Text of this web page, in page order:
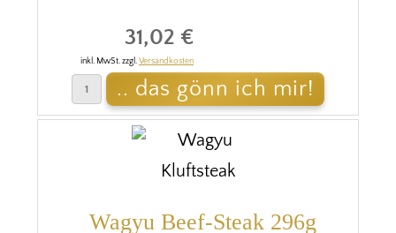
31,02 €
inkl. MwSt. zzgl.Versandkosten
Wagyu Beef-Steak 296g